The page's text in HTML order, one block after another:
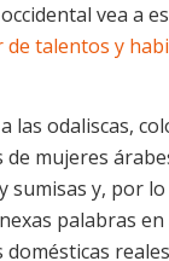
vea a
talentos y
las odaliscas,
mujeres
sumisas y, por
palabras